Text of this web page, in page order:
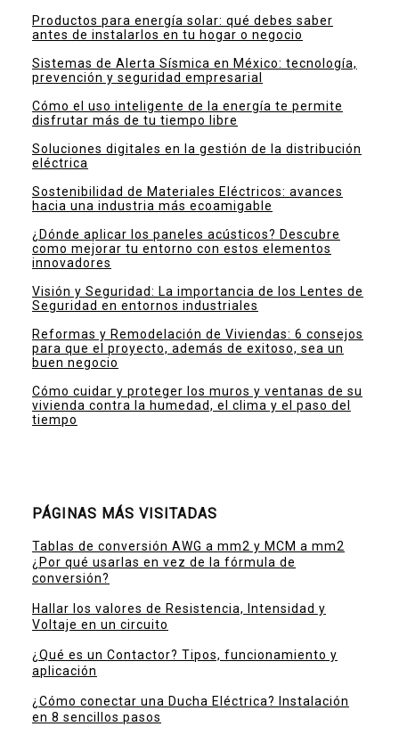
Productos para energía solar: qué debes saber
antes de instalarlos en tu hogar o negocio
Sistemas de Alerta Sísmica en México: tecnología,
prevención y seguridad empresarial
Cómo el uso inteligente de la energía te permite
disfrutar más de tu tiempo libre
Soluciones digitales en la gestión de la distribución
eléctrica
Sostenibilidad de Materiales Eléctricos: avances
hacia una industria más ecoamigable
¿Dónde aplicar los paneles acústicos? Descubre
como mejorar tu entorno con estos elementos
innovadores
Visión y Seguridad: La importancia de los Lentes de
Seguridad en entornos industriales
Reformas y Remodelación de Viviendas: 6 consejos
para que el proyecto, además de exitoso, sea un
buen negocio
Cómo cuidar y proteger los muros y ventanas de su
vivienda contra la humedad, el clima y el paso del
tiempo
PÁGINAS MÁS VISITADAS
Tablas de conversión AWG a mm2 y MCM a mm2
¿Por qué usarlas en vez de la fórmula de
conversión?
Hallar los valores de Resistencia, Intensidad y
Voltaje en un circuito
¿Qué es un Contactor? Tipos, funcionamiento y
aplicación
¿Cómo conectar una Ducha Eléctrica? Instalación
en 8 sencillos pasos